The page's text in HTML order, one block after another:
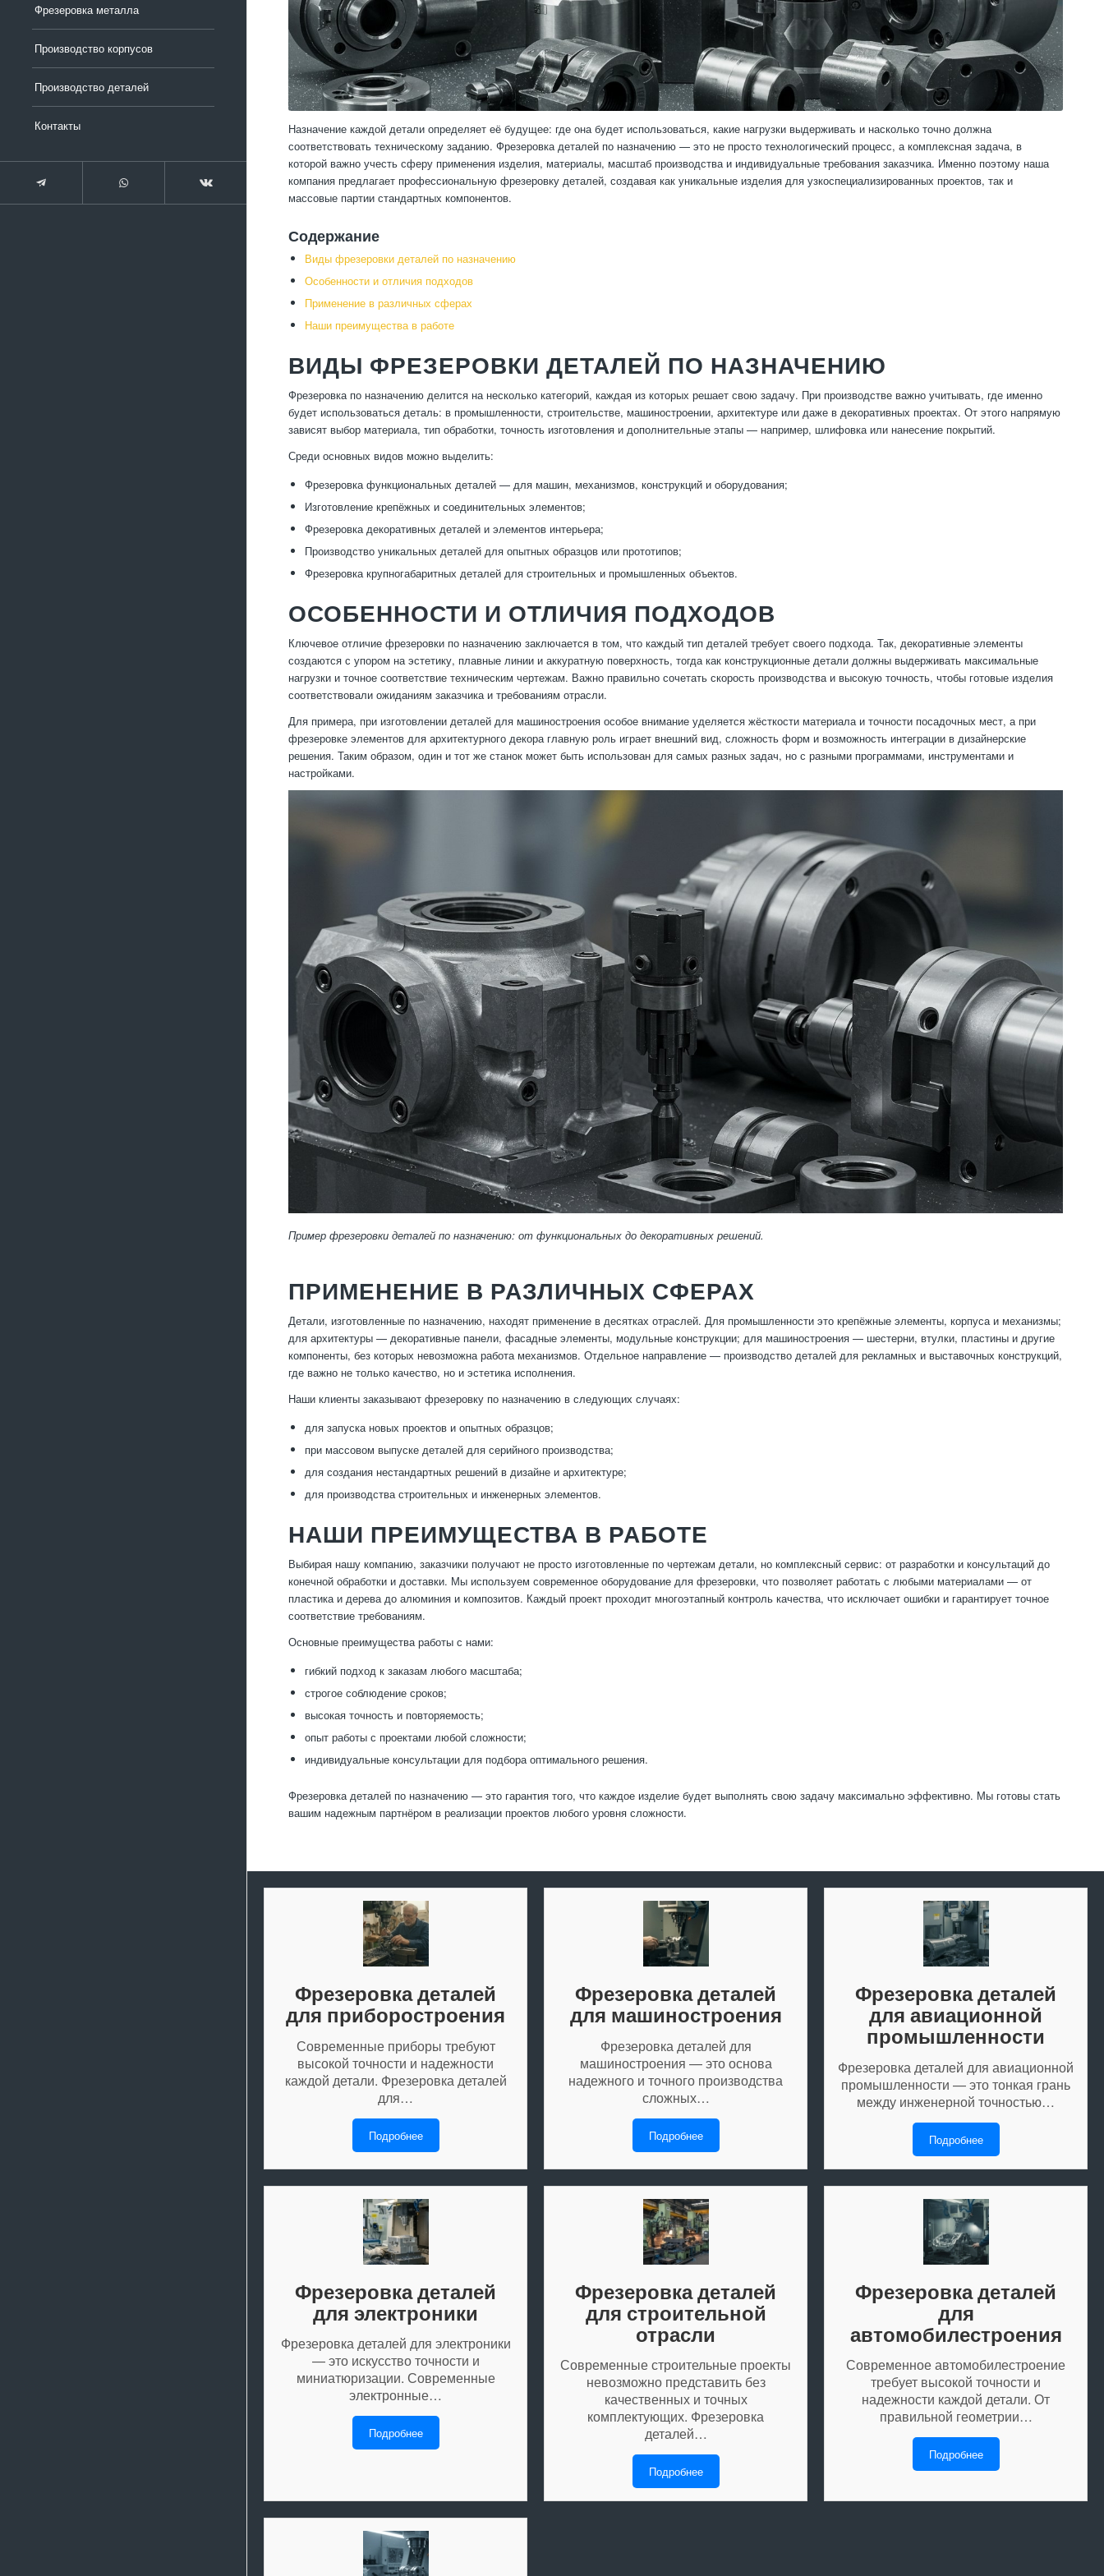
Фрезеровка металла
Производство корпусов
Производство деталей
Контакты
Назначение каждой детали определяет её будущее: где она будет использоваться, какие нагрузки выдерживать и насколько точно должна
соответствовать техническому заданию. Фрезеровка деталей по назначению — это не просто технологический процесс, а комплексная задача, в
которой важно учесть сферу применения изделия, материалы, масштаб производства и индивидуальные требования заказчика. Именно поэтому наша
компания предлагает профессиональную фрезеровку деталей, создавая как уникальные изделия для узкоспециализированных проектов, так и
массовые партии стандартных компонентов.
Содержание
Виды фрезеровки деталей по назначению
Особенности и отличия подходов
Применение в различных сферах
Наши преимущества в работе
ВИДЫ ФРЕЗЕРОВКИ ДЕТАЛЕЙ ПО НАЗНАЧЕНИЮ
Фрезеровка по назначению делится на несколько категорий, каждая из которых решает свою задачу. При производстве важно учитывать, где именно
будет использоваться деталь: в промышленности, строительстве, машиностроении, архитектуре или даже в декоративных проектах. От этого напрямую
зависят выбор материала, тип обработки, точность изготовления и дополнительные этапы — например, шлифовка или нанесение покрытий.
Среди основных видов можно выделить:
Фрезеровка функциональных деталей — для машин, механизмов, конструкций и оборудования;
Изготовление крепёжных и соединительных элементов;
Фрезеровка декоративных деталей и элементов интерьера;
Производство уникальных деталей для опытных образцов или прототипов;
Фрезеровка крупногабаритных деталей для строительных и промышленных объектов.
ОСОБЕННОСТИ И ОТЛИЧИЯ ПОДХОДОВ
Ключевое отличие фрезеровки по назначению заключается в том, что каждый тип деталей требует своего подхода. Так, декоративные элементы
создаются с упором на эстетику, плавные линии и аккуратную поверхность, тогда как конструкционные детали должны выдерживать максимальные
нагрузки и точное соответствие техническим чертежам. Важно правильно сочетать скорость производства и высокую точность, чтобы готовые изделия
соответствовали ожиданиям заказчика и требованиям отрасли.
Для примера, при изготовлении деталей для машиностроения особое внимание уделяется жёсткости материала и точности посадочных мест, а при
фрезеровке элементов для архитектурного декора главную роль играет внешний вид, сложность форм и возможность интеграции в дизайнерские
решения. Таким образом, один и тот же станок может быть использован для самых разных задач, но с разными программами, инструментами и
настройками.
Пример фрезеровки деталей по назначению: от функциональных до декоративных решений.
ПРИМЕНЕНИЕ В РАЗЛИЧНЫХ СФЕРАХ
Детали, изготовленные по назначению, находят применение в десятках отраслей. Для промышленности это крепёжные элементы, корпуса и механизмы;
для архитектуры — декоративные панели, фасадные элементы, модульные конструкции; для машиностроения — шестерни, втулки, пластины и другие
компоненты, без которых невозможна работа механизмов. Отдельное направление — производство деталей для рекламных и выставочных конструкций,
где важно не только качество, но и эстетика исполнения.
Наши клиенты заказывают фрезеровку по назначению в следующих случаях:
для запуска новых проектов и опытных образцов;
при массовом выпуске деталей для серийного производства;
для создания нестандартных решений в дизайне и архитектуре;
для производства строительных и инженерных элементов.
НАШИ ПРЕИМУЩЕСТВА В РАБОТЕ
Выбирая нашу компанию, заказчики получают не просто изготовленные по чертежам детали, но комплексный сервис: от разработки и консультаций до
конечной обработки и доставки. Мы используем современное оборудование для фрезеровки, что позволяет работать с любыми материалами — от
пластика и дерева до алюминия и композитов. Каждый проект проходит многоэтапный контроль качества, что исключает ошибки и гарантирует точное
соответствие требованиям.
Основные преимущества работы с нами:
гибкий подход к заказам любого масштаба;
строгое соблюдение сроков;
высокая точность и повторяемость;
опыт работы с проектами любой сложности;
индивидуальные консультации для подбора оптимального решения.
Фрезеровка деталей по назначению — это гарантия того, что каждое изделие будет выполнять свою задачу максимально эффективно. Мы готовы стать
вашим надежным партнёром в реализации проектов любого уровня сложности.
Фрезеровка деталей
для приборостроения
Современные приборы требуют
высокой точности и надежности
каждой детали. Фрезеровка деталей
для…
Подробнее
Фрезеровка деталей
для машиностроения
Фрезеровка деталей для
машиностроения — это основа
надежного и точного производства
сложных…
Подробнее
Фрезеровка деталей
для авиационной
промышленности
Фрезеровка деталей для авиационной
промышленности — это тонкая грань
между инженерной точностью…
Подробнее
Фрезеровка деталей
для электроники
Фрезеровка деталей для электроники
— это искусство точности и
миниатюризации. Современные
электронные…
Подробнее
Фрезеровка деталей
для строительной
отрасли
Современные строительные проекты
невозможно представить без
качественных и точных
комплектующих. Фрезеровка
деталей…
Подробнее
Фрезеровка деталей
для
автомобилестроения
Современное автомобилестроение
требует высокой точности и
надежности каждой детали. От
правильной геометрии…
Подробнее